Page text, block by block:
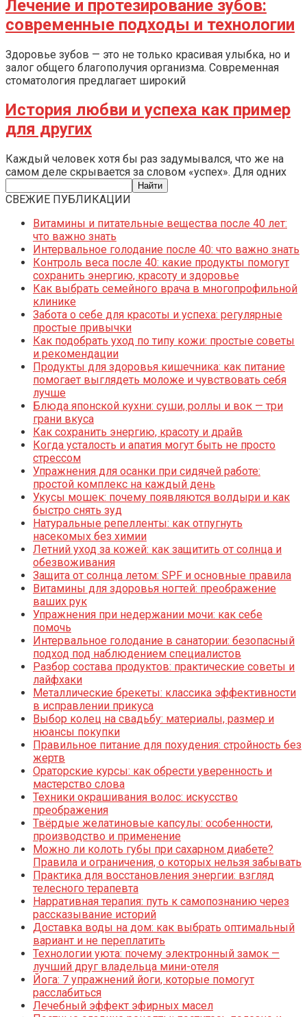
Лечение и протезирование зубов:
современные подходы и технологии
Здоровье зубов — это не только красивая улыбка, но и
залог общего благополучия организма. Современная
стоматология предлагает широкий
История любви и успеха как пример
для других
Каждый человек хотя бы раз задумывался, что же на
самом деле скрывается за словом «успех». Для одних
СВЕЖИЕ ПУБЛИКАЦИИ
Витамины и питательные вещества после 40 лет:
что важно знать
Интервальное голодание после 40: что важно знать
Контроль веса после 40: какие продукты помогут
сохранить энергию, красоту и здоровье
Как выбрать семейного врача в многопрофильной
клинике
Забота о себе для красоты и успеха: регулярные
простые привычки
Как подобрать уход по типу кожи: простые советы
и рекомендации
Продукты для здоровья кишечника: как питание
помогает выглядеть моложе и чувствовать себя
лучше
Блюда японской кухни: суши, роллы и вок — три
грани вкуса
Как сохранить энергию, красоту и драйв
Когда усталость и апатия могут быть не просто
стрессом
Упражнения для осанки при сидячей работе:
простой комплекс на каждый день
Укусы мошек: почему появляются волдыри и как
быстро снять зуд
Натуральные репелленты: как отпугнуть
насекомых без химии
Летний уход за кожей: как защитить от солнца и
обезвоживания
Защита от солнца летом: SPF и основные правила
Витамины для здоровья ногтей: преображение
ваших рук
Упражнения при недержании мочи: как себе
помочь
Интервальное голодание в санатории: безопасный
подход под наблюдением специалистов
Разбор состава продуктов: практические советы и
лайфхаки
Металлические брекеты: классика эффективности
в исправлении прикуса
Выбор колец на свадьбу: материалы, размер и
нюансы покупки
Правильное питание для похудения: стройность без
жертв
Ораторские курсы: как обрести уверенность и
мастерство слова
Техники окрашивания волос: искусство
преображения
Твёрдые желатиновые капсулы: особенности,
производство и применение
Можно ли колоть губы при сахарном диабете?
Правила и ограничения, о которых нельзя забывать
Практика для восстановления энергии: взгляд
телесного терапевта
Нарративная терапия: путь к самопознанию через
рассказывание историй
Доставка воды на дом: как выбрать оптимальный
вариант и не переплатить
Технологии уюта: почему электронный замок —
лучший друг владельца мини-отеля
Йога: 7 упражнений йоги, которые помогут
расслабиться
Лечебный эффект эфирных масел